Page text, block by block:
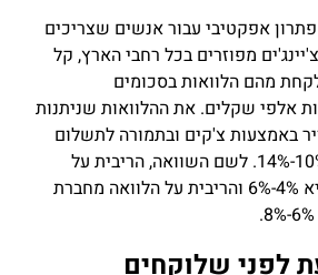
פתרון אפקטיבי עבור אנשים שצריכים
מפוזרים בכל רחבי הארץ, קל
מהם הלוואות בסכומים
אלפי שקלים. את ההלוואות שניתנות
באמצעות צ'קים ובתמורה לתשלום
ריבית בשיעור של 10%-14%. לשם השוואה, הריבית על
הלוואה דרך הבנק היא 4%-6% והריבית על הלוואה מחברת
לפני שלוקחים